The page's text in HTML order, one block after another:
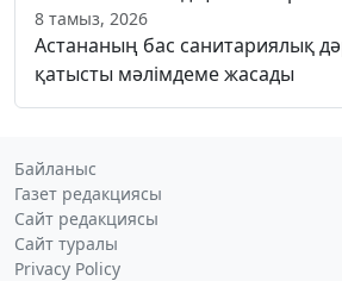
8 тамыз, 2026
Астананың бас санитариялық
қатысты мәлімдеме жасады
Байланыс
Газет редакциясы
Сайт редакциясы
Сайт туралы
Privacy Policy